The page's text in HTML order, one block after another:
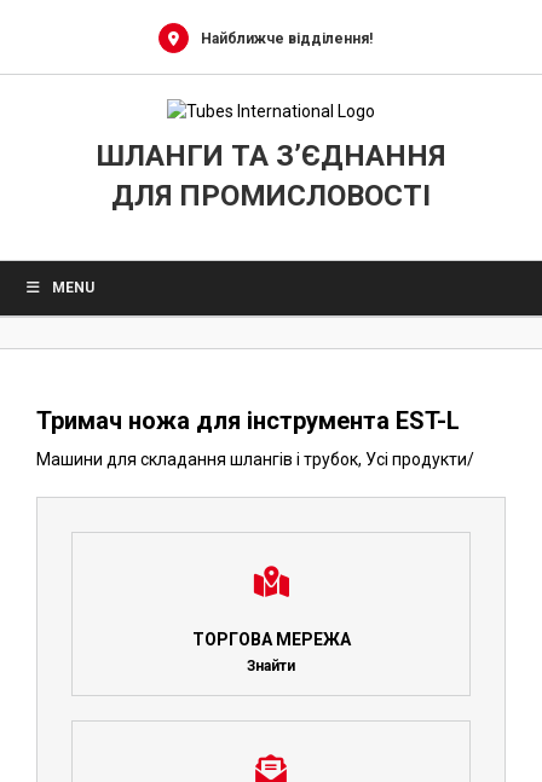
Найближче відділення!
ШЛАНГИ ТА З’ЄДНАННЯ
ДЛЯ ПРОМИСЛОВОСТІ
MENU
Тримач ножа для інструмента EST-L
Машини для складання шлангів і трубок, Усі продукти/
ТОРГОВА МЕРЕЖА
Знайти